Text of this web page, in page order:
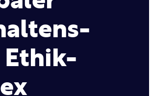
Ethik-